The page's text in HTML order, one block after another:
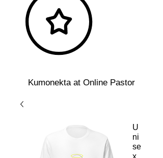
Kumonekta at Online Pastor
U
ni
se
x